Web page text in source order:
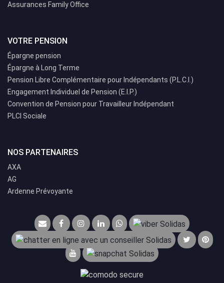
Assurances Family Office
VOTRE PENSION
Épargne pension
Épargne à Long Terme
Pension Libre Complémentaire pour Indépendants (P.L.C.I.)
Engagement Individuel de Pension (E.I.P.)
Convention de Pension pour Travailleur Indépendant
PLCI Sociale
NOS PARTENAIRES
AXA
AG
Ardenne Prévoyante